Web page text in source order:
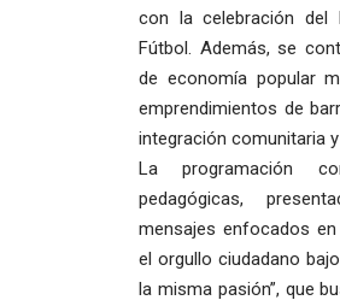
con la celebración del
Fútbol. Además, se
de economía popular
emprendimientos de
integración comunitaria
La programación
pedagógicas,
mensajes enfocados
el orgullo ciudadano
la misma pasión”, que